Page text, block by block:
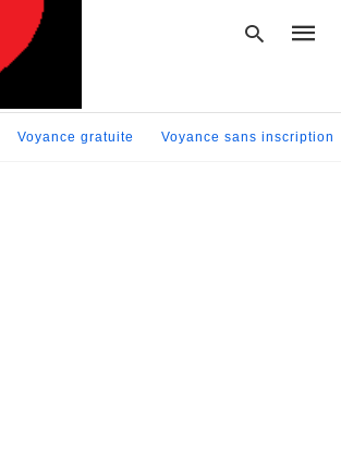
Voyance gratuite Voyance sans inscription